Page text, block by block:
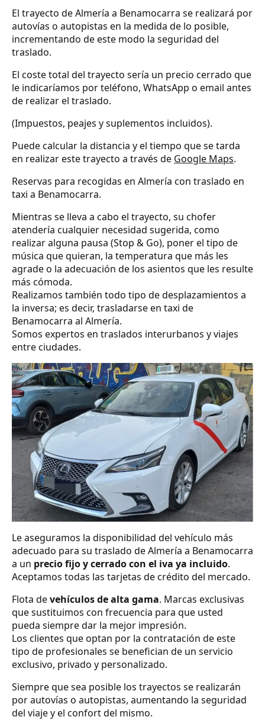
El trayecto de Almería a Benamocarra se realizará por
autovías o autopistas en la medida de lo posible,
incrementando de este modo la seguridad del
traslado.
El coste total del trayecto sería un precio cerrado que
le indicaríamos por teléfono, WhatsApp o email antes
de realizar el traslado.
(Impuestos, peajes y suplementos incluidos).
Puede calcular la distancia y el tiempo que se tarda
en realizar este trayecto a través de Google Maps.
Reservas para recogidas en Almería con traslado en
taxi a Benamocarra.
Mientras se lleva a cabo el trayecto, su chofer
atendería cualquier necesidad sugerida, como
realizar alguna pausa (Stop & Go), poner el tipo de
música que quieran, la temperatura que más les
agrade o la adecuación de los asientos que les resulte
más cómoda.
Realizamos también todo tipo de desplazamientos a
la inversa; es decir, trasladarse en taxi de
Benamocarra al Almería.
Somos expertos en traslados interurbanos y viajes
entre ciudades.
Le aseguramos la disponibilidad del vehículo más
adecuado para su traslado de Almería a Benamocarra
a un precio fijo y cerrado con el iva ya incluido.
Aceptamos todas las tarjetas de crédito del mercado.
Flota devehículos de alta gama. Marcas exclusivas
que sustituimos con frecuencia para que usted
pueda siempre dar la mejor impresión.
Los clientes que optan por la contratación de este
tipo de profesionales se benefician de un servicio
exclusivo, privado y personalizado.
Siempre que sea posible los trayectos se realizarán
por autovías o autopistas, aumentando la seguridad
del viaje y el confort del mismo.